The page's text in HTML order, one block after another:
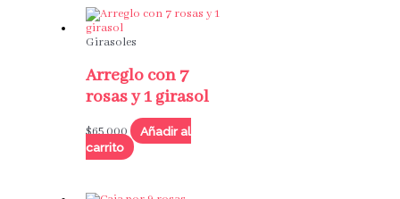
Girasoles
Arreglo con 7
rosas y 1 girasol
$65,000
Añadir al
carrito